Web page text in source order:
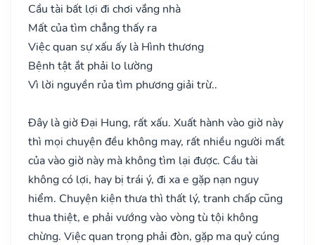
Cầu tài bất lợi đi chơi vắng nhà
Mất của tìm chẳng thấy ra
Việc quan sự xấu ấy là Hình thương
Bệnh tật ắt phải lo lường
Vì lời nguyền rủa tìm phương giải trừ..
Đây là giờ Đại Hung, rất xấu. Xuất hành vào giờ này
thì mọi chuyện đều không may, rất nhiều người mất
của vào giờ này mà không tìm lại được. Cầu tài
không có lợi, hay bị trái ý, đi xa e gặp nạn nguy
hiểm. Chuyện kiện thưa thì thất lý, tranh chấp cũng
thua thiệt, e phải vướng vào vòng tù tội không
chừng. Việc quan trọng phải đòn, gặp ma quỷ cúng